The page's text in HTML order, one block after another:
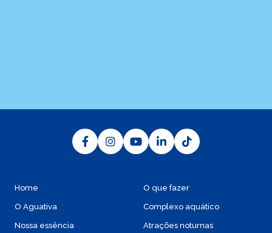
Home
O Aguativa
Nossa essência
O que fazer
Complexo aquático
Atrações noturnas